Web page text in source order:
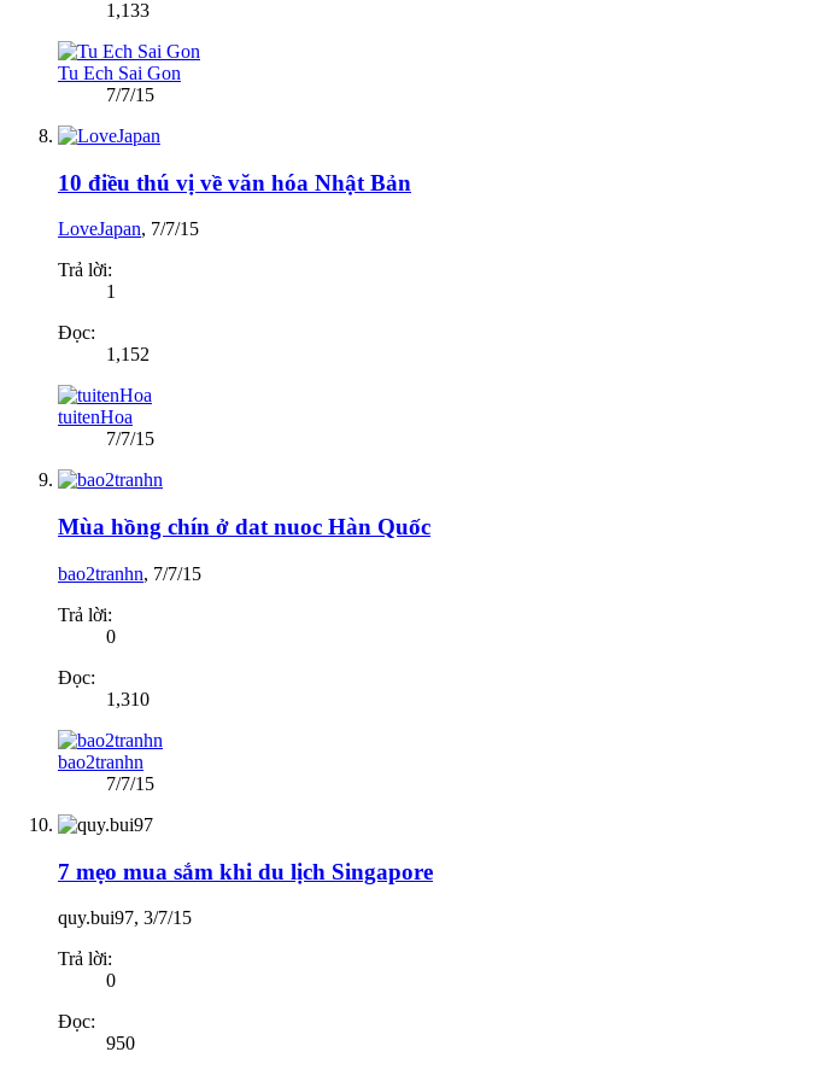
1,133
Tu Ech Sai Gon
7/7/15
10 điều thú vị về văn hóa Nhật Bản
LoveJapan, 7/7/15
Trả lời:
1
Đọc:
1,152
tuitenHoa
7/7/15
Mùa hồng chín ở dat nuoc Hàn Quốc
bao2tranhn, 7/7/15
Trả lời:
0
Đọc:
1,310
bao2tranhn
7/7/15
7 mẹo mua sắm khi du lịch Singapore
quy.bui97, 3/7/15
Trả lời:
0
Đọc:
950